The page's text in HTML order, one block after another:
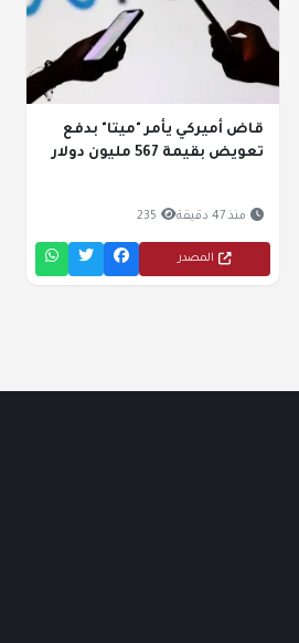
قاض أميركي يأمر "ميتا" بدفع
تعويض بقيمة 567 مليون دولار
منذ 47 دقيقة 235
المصدر